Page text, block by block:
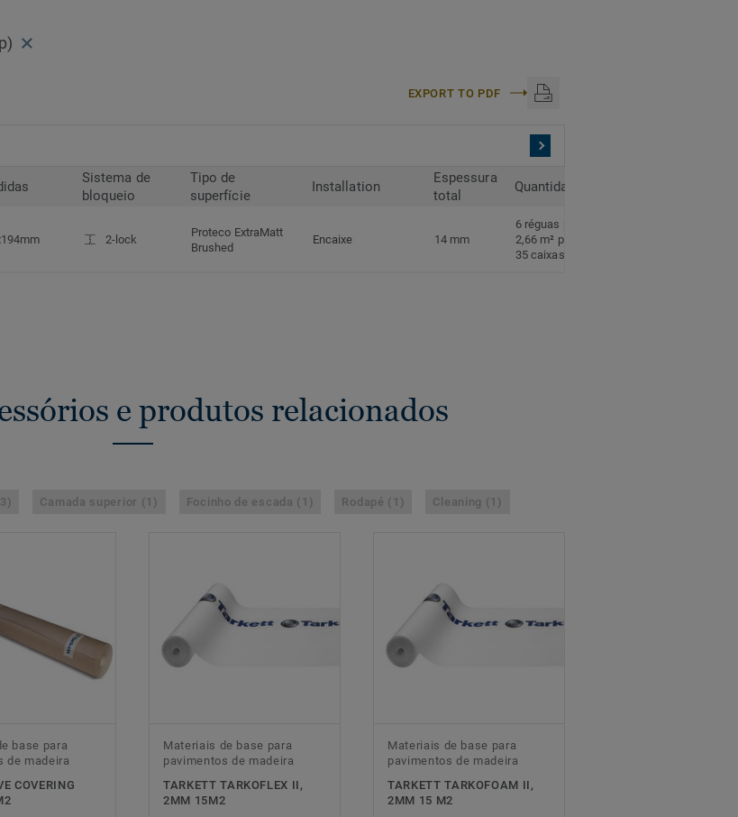
EXPORT TO PDF
Sistema de
bloqueio
Tipo de
superfície
Installation
Espessura
total
Quantidade
2-lock
Proteco ExtraMatt
Brushed
Encaixe 14 mm
6 réguas por caixa
2,66 m² por caixa
35 caixas por palete
e produtos relacionados
Camada superior (1) Focinho de escada (1) Rodapé (1) Cleaning (1)
base para
de madeira
COVERING
Materiais de base para
pavimentos de madeira
TARKETT TARKOFLEX II,
2MM 15M2
Materiais de base para
pavimentos de madeira
TARKETT TARKOFOAM II,
2MM 15 M2